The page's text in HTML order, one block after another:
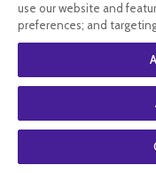
use our website and
preferences; and